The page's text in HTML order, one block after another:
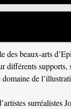
des beaux-arts
différents supports,
de
surréalistes